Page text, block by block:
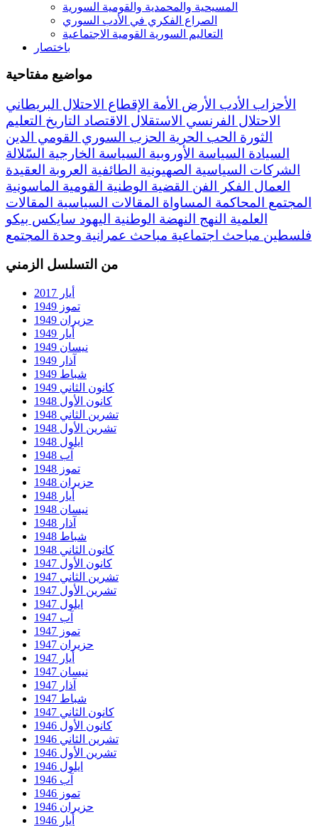
المسيحية والمحمدية والقومية السورية
الصراع الفكري في الأدب السوري
التعاليم السورية القومية الاجتماعية
باختصار
مواضيع مفتاحية
الأحزاب
الأدب الأرض الأمة الإقطاع
الاحتلال البريطاني
الاحتلال الفرنسي
الاستقلال الاقتصاد التاريخ
التعليم
الثورة
الحب الحرية الحزب السوري القومي
الدين
السيادة
السياسة الأوروبية السياسة الخارجية
السّلالة
الشركات السياسية
الصهيونية الطائفية العروبة
العقيدة
العمال
الفكر الفن القضية الوطنية القومية
الماسونية
المجتمع
المحاكمة المساواة المقالات السياسية
المقالات
العلمية
النهج النهضة الوطنية اليهود سايكس بيكو
فلسطين مباحث اجتماعية مباحث عمرانية وحدة المجتمع
من التسلسل الزمني
أيار 2017
تموز 1949
حزيران 1949
أيار 1949
نيسان 1949
آذار 1949
شباط 1949
كانون الثاني 1949
كانون الأول 1948
تشرين الثاني 1948
تشرين الأول 1948
ايلول 1948
آب 1948
تموز 1948
حزيران 1948
أيار 1948
نيسان 1948
آذار 1948
شباط 1948
كانون الثاني 1948
كانون الأول 1947
تشرين الثاني 1947
تشرين الأول 1947
ايلول 1947
آب 1947
تموز 1947
حزيران 1947
أيار 1947
نيسان 1947
آذار 1947
شباط 1947
كانون الثاني 1947
كانون الأول 1946
تشرين الثاني 1946
تشرين الأول 1946
ايلول 1946
آب 1946
تموز 1946
حزيران 1946
أيار 1946